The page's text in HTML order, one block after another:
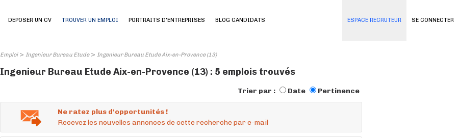
SE CONNECTER
DEPOSER UN CV TROUVER UN EMPLOI PORTRAITS D'ENTREPRISES BLOG CANDIDATS ESPACE RECRUTEUR
Emploi> Ingenieur Bureau Etude> Ingenieur Bureau Etude Aix-en-Provence (13)
Ingenieur Bureau Etude Aix-en-Provence (13) : 5 emplois trouvés
Trier par : Date Pertinence
Ne ratez plus d'opportunités !
Recevez les nouvelles annonces de cette recherche par e-mail